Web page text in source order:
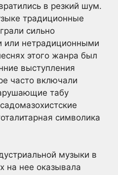
в резкий шум.
традиционные
сильно
нетрадиционными
этого жанра был
выступления
часто включали
табу
символика
музыки в
на нее оказывала